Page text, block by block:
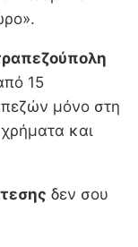
15
μόνο στη
και
δεν σου